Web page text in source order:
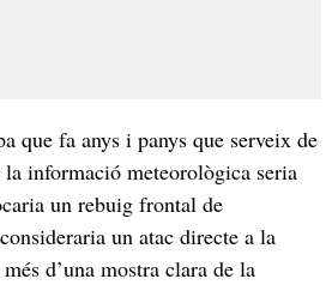
que fa anys i panys que serveix de
informació meteorològica seria
un rebuig frontal de
un atac directe a la
d’una mostra clara de la